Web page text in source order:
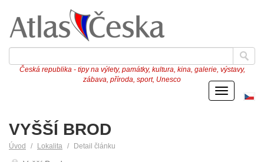
Česká republika - tipy na výlety, památky, kultura, kina, galerie, výstavy,
zábava, příroda, sport, Unesco
Menu
VYŠŠÍ BROD
Úvod Lokalita Detail článku